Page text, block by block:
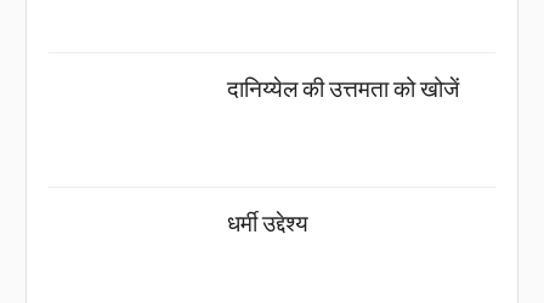
दानिय्येल की उत्तमता को खोजें
धर्मी उद्देश्य